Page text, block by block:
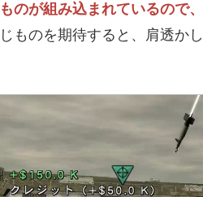
のが組み込まれているので
ものを期待すると、肩透か